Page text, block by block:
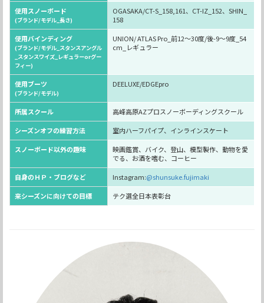
使用スノーボード
(ブランド/モデル_長さ)
OGASAKA/CT-S_158,161、CT-IZ_152、SHIN_
158
使用バインディング
(ブランド/モデル_スタンスアングル
_スタンスワイズ_レギュラーorグー
フィー)
UNION/ ATLAS Pro_前12～30度/後-9～9度_54
cm_レギュラー
使用ブーツ
(ブランド/モデル)
DEELUXE/EDGEpro
所属スクール
高峰高原AZプロスノーボーディングスクール
シーズンオフの練習方法
室内ハーフパイプ、インラインスケート
スノーボード以外の趣味
映画鑑賞、バイク、登山、模型製作、動物を愛
でる、お酒を嗜む、コーヒー
自身のＨＰ・ブログなど
Instagram:@shunsuke.fujimaki
来シーズンに向けての目標
テク選全日本表彰台